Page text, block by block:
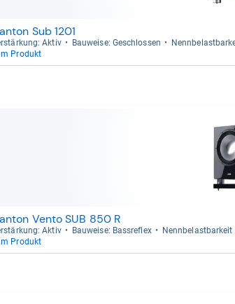
Sub 1201
Aktiv Bau­weise: Geschlos­sen
Produkt
Vento SUB 850 R
Aktiv Bau­weise: Bass­re­flex
Produkt